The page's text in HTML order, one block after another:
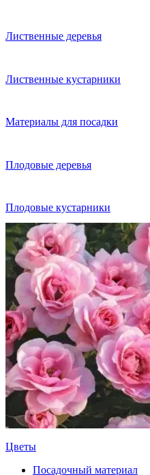
Лиственные деревья
Лиственные кустарники
Материалы для посадки
Плодовые деревья
Плодовые кустарники
Цветы
Посадочный материал